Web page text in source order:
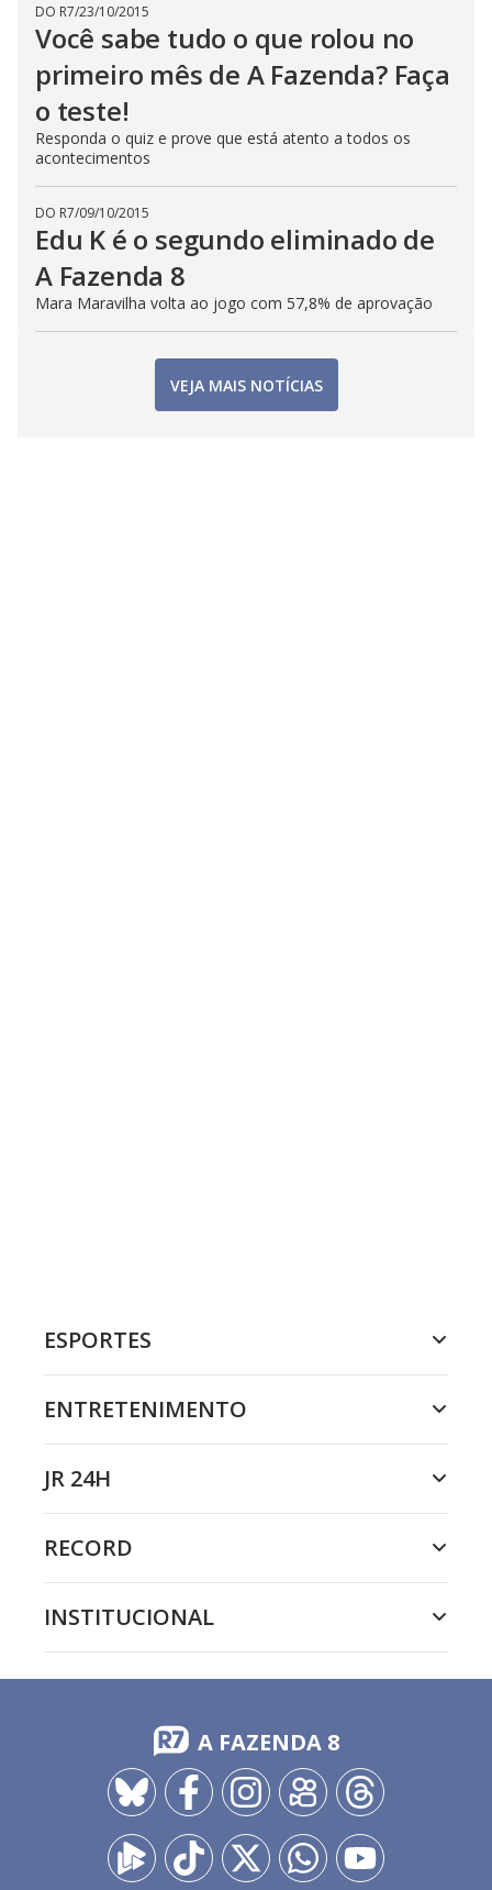
DO R7/23/10/2015
Você sabe tudo o que rolou no
primeiro mês de A Fazenda? Faça
o teste!
Responda o quiz e prove que está atento a todos os
acontecimentos
DO R7/09/10/2015
Edu K é o segundo eliminado de
A Fazenda 8
Mara Maravilha volta ao jogo com 57,8% de aprovação
VEJA MAIS NOTÍCIAS
ESPORTES
ENTRETENIMENTO
JR 24H
RECORD
INSTITUCIONAL
A FAZENDA 8